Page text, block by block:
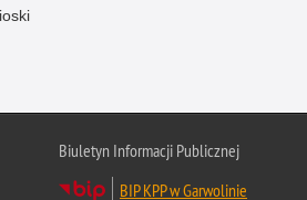
Biuletyn Informacji Publicznej
BIP KPP w Garwolinie